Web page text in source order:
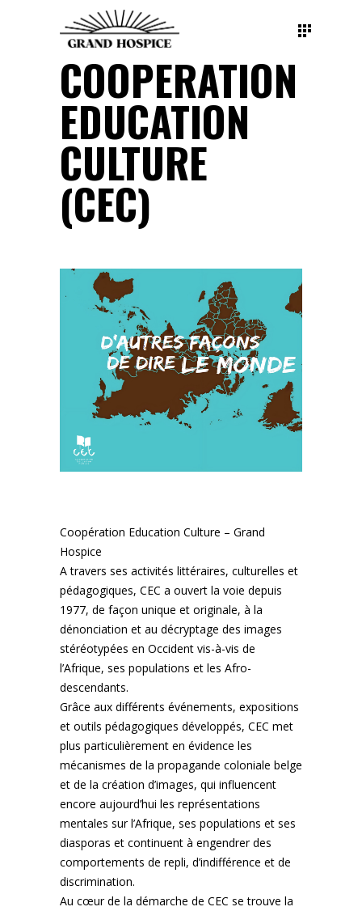
COOPERATION
EDUCATION
CULTURE
(CEC)
Coopération Education Culture – Grand
Hospice
A travers ses activités littéraires, culturelles et
pédagogiques, CEC a ouvert la voie depuis
1977, de façon unique et originale, à la
dénonciation et au décryptage des images
stéréotypées en Occident vis-à-vis de
l’Afrique, ses populations et les Afro-
descendants.
Grâce aux différents événements, expositions
et outils pédagogiques développés, CEC met
plus particulièrement en évidence les
mécanismes de la propagande coloniale belge
et de la création d’images, qui influencent
encore aujourd’hui les représentations
mentales sur l’Afrique, ses populations et ses
diasporas et continuent à engendrer des
comportements de repli, d’indifférence et de
discrimination.
Au cœur de la démarche de CEC se trouve la